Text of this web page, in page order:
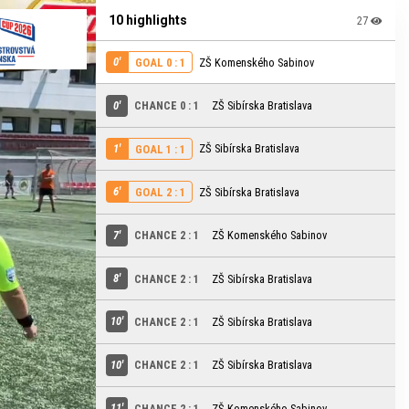
10 highlights 27
0' GOAL 0 : 1 ZŠ Komenského Sabinov
0' CHANCE 0 : 1 ZŠ Sibírska Bratislava
1' GOAL 1 : 1 ZŠ Sibírska Bratislava
6' GOAL 2 : 1 ZŠ Sibírska Bratislava
7' CHANCE 2 : 1 ZŠ Komenského Sabinov
8' CHANCE 2 : 1 ZŠ Sibírska Bratislava
10' CHANCE 2 : 1 ZŠ Sibírska Bratislava
10' CHANCE 2 : 1 ZŠ Sibírska Bratislava